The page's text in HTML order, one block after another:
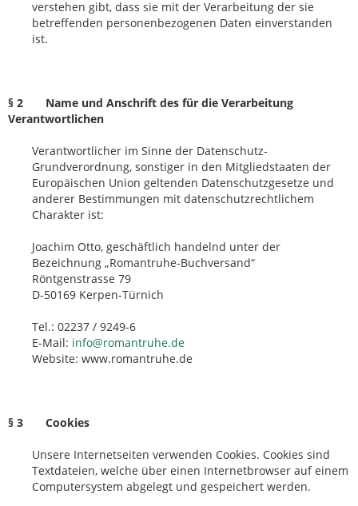
verstehen gibt, dass sie mit der Verarbeitung der sie
betreffenden personenbezogenen Daten einverstanden
ist.
§ 2 Name und Anschrift des für die Verarbeitung
Verantwortlichen
Verantwortlicher im Sinne der Datenschutz-
Grundverordnung, sonstiger in den Mitgliedstaaten der
Europäischen Union geltenden Datenschutzgesetze und
anderer Bestimmungen mit datenschutzrechtlichem
Charakter ist:
Joachim Otto, geschäftlich handelnd unter der
Bezeichnung „Romantruhe-Buchversand“
Röntgenstrasse 79
D-50169 Kerpen-Türnich
Tel.: 02237 / 9249-6
E-Mail: info@romantruhe.de
Website: www.romantruhe.de
§ 3 Cookies
Unsere Internetseiten verwenden Cookies. Cookies sind
Textdateien, welche über einen Internetbrowser auf einem
Computersystem abgelegt und gespeichert werden.